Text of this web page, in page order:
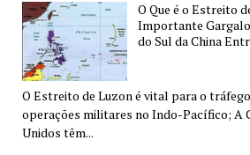
O Que é o Estreito
Importante
do Sul da China
O Estreito de Luzon é vital para o
operações militares no Indo-Pacífico; A
Unidos têm...